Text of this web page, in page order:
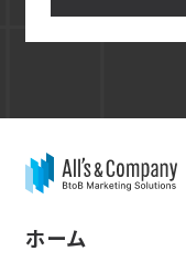
ホーム